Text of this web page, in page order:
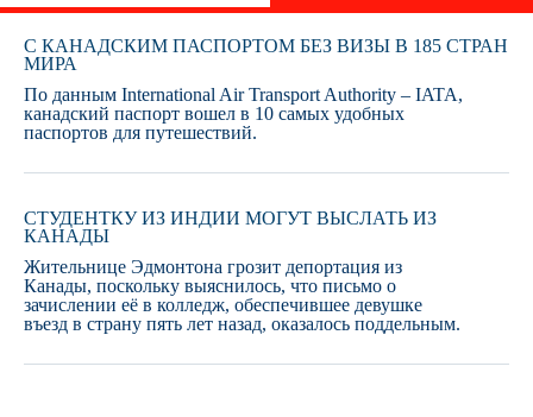
С КАНАДСКИМ ПАСПОРТОМ БЕЗ ВИЗЫ В 185 СТРАН
МИРА
По данным International Air Transport Authority – IATA,
канадский паспорт вошел в 10 самых удобных
паспортов для путешествий.
СТУДЕНТКУ ИЗ ИНДИИ МОГУТ ВЫСЛАТЬ ИЗ
КАНАДЫ
Жительнице Эдмонтона грозит депортация из
Канады, поскольку выяснилось, что письмо о
зачислении её в колледж, обеспечившее девушке
въезд в страну пять лет назад, оказалось поддельным.